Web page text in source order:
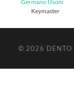
Germano Usoni
Keymaster
© 2026 DENTO